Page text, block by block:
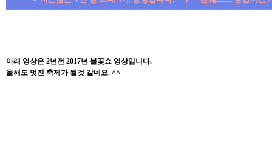
아래 영상은 2년전 2017년 불꽃쇼 영상입니다.
올해도 멋진 축제가 될것 같네요. ^^